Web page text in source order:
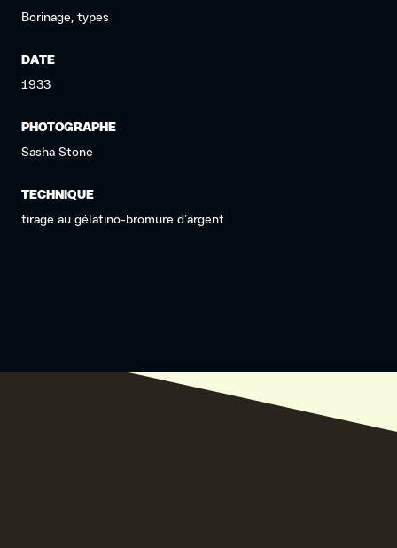
Borinage, types
DATE
1933
PHOTOGRAPHE
Sasha Stone
TECHNIQUE
tirage au gélatino-bromure d’argent